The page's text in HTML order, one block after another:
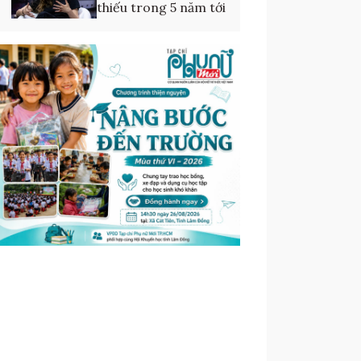
thiếu trong 5 năm tới